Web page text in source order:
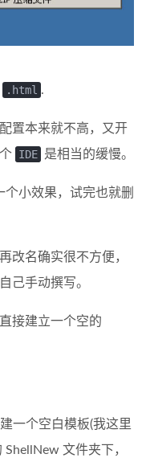
.html .
置本来就不高，又开
IDE 是相当的缓慢。
个小效果，试完也就删
改名确实很不方便，
己手动撰写。
接建立一个空的
一个空白模板(我这里
文件夹下，